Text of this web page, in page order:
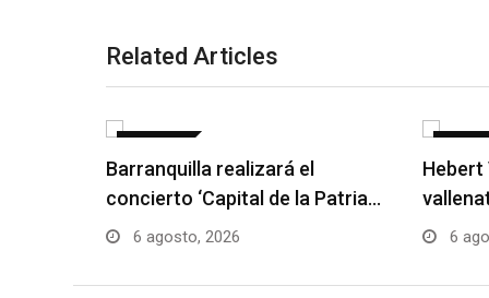
Related Articles
Barranquilla realizará el
concierto ‘Capital de la Patria…
6 agosto, 2026
Hebert
6